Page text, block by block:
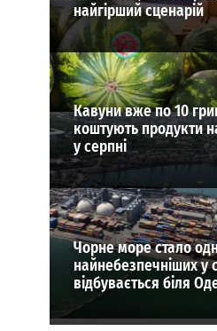
найгірший сценарій
Кавуни вже по 10
коштують продукти
у серпні
Чорне море стало
найнебезпечніших у
відбувається біля